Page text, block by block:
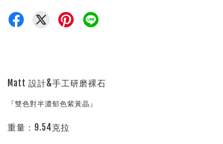
Matt 設計&手工研磨裸石
『雙色對半濃郁色紫黃晶』
重量 ：9.54克拉